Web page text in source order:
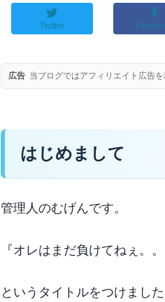
Twitter
広告 当ブログではアフィリエイト広告を
はじめまして
管理人のむげんです。
『オレはまだ負けてねぇ。
というタイトルをつけました